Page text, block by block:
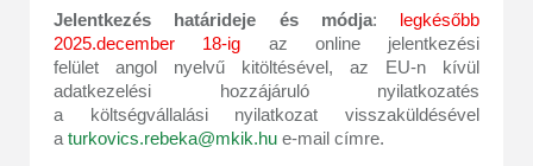
Jelentkezés határideje és módja:
legkésőbb
2025.december 18-ig az online jelentkezési
felület angol nyelvű kitöltésével, az EU-n kívül
adatkezelési hozzájáruló nyilatkozatés
a költségvállalási nyilatkozat visszaküldésével
a turkovics.rebeka@mkik.hu e-mail címre.